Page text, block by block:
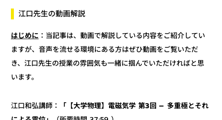
江口先生の動画解説
はじめに ：当記事は、動画で解説している内容をご紹介してい
ますが、音声を流せる環境にある方はぜひ動画をご覧いただ
き、江口先生の授業の雰囲気も一緒に掴んでいただければと思
います。
江口和弘講師： 「【大学物理】電磁気学 第3回 – 多重極とそれ